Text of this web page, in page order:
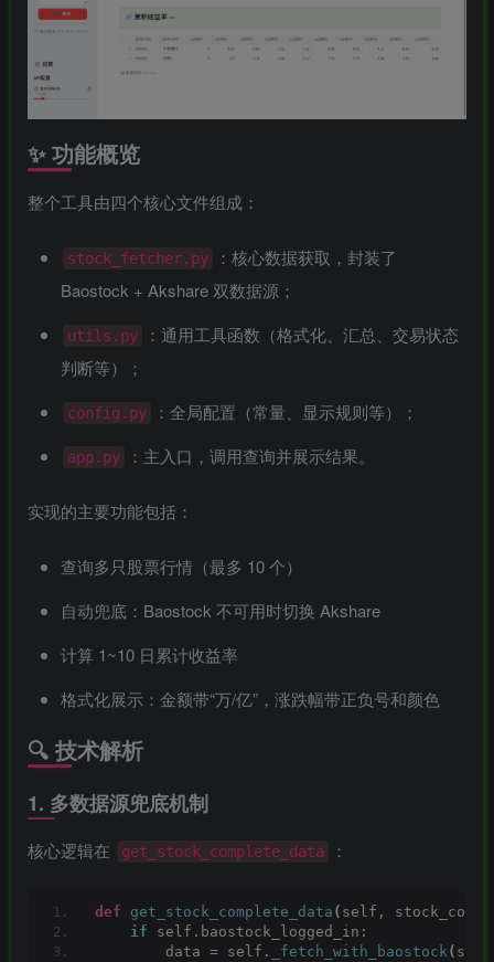
✨ 功能概览
整个工具由四个核心文件组成：
stock_fetcher.py
：核心数据获取，封装了
Baostock + Akshare双数据源；
utils.py
：通用工具函数（格式化、汇总、交易状态
判断等）；
config.py ：全局配置（常量、显示规则等）；
app.py ：主入口，调用查询并展示结果。
实现的主要功能包括：
查询多只股票行情（最多 10 个）
自动兜底：Baostock 不可用时切换 Akshare
计算 1~10 日累计收益率
格式化展示：金额带“万/亿”，涨跌幅带正负号和颜色
🔍 技术解析
1. 多数据源兜底机制
核心逻辑在 get_stock_complete_data ：
def get_stock_complete_data ( self,
if self.baostock_logged_in:
        data = self.
_fetch_with_baostock(